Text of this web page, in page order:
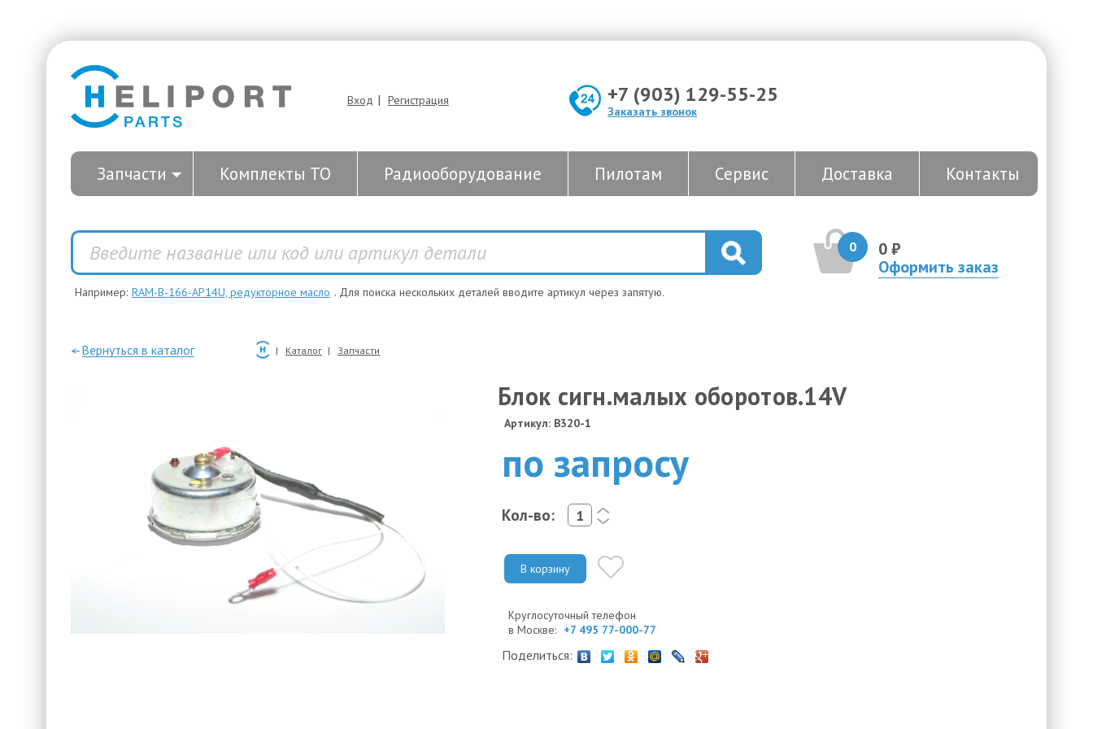
Вход | Регистрация +7 (903) 129-55-25
Заказать звонок
Запчасти Комплекты ТО Радиооборудование Пилотам Сервис Доставка Контакты
0
0 ₽
Оформить заказ
Например: RAM-B-166-AP14U, редукторное масло . Для поиска нескольких деталей вводите артикул через запятую.
—Вернуться в каталог Каталог Запчасти
Блок сигн.малых оборотов.14V
Артикул: B320-1
по запросу
Кол-во:
<
>
В корзину
Круглосуточный телефон
в Москве: +7 495 77-000-77
Поделиться: